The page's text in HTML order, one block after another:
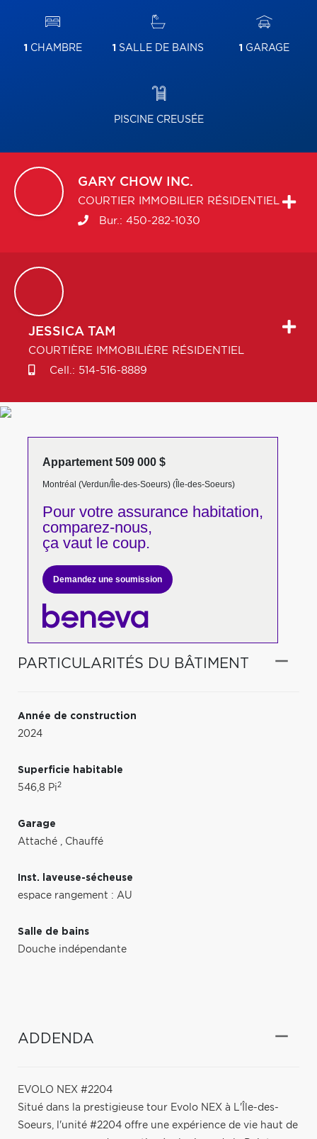
1 CHAMBRE 1 SALLE DE BAINS 1 GARAGE
PISCINE CREUSÉE
GARY CHOW INC.
COURTIER IMMOBILIER RÉSIDENTIEL
Bur.: 450-282-1030
JESSICA TAM
COURTIÈRE IMMOBILIÈRE RÉSIDENTIEL
Cell.: 514-516-8889
Appartement 509 000 $
Montréal (Verdun/Île-des-Soeurs) (Île-des-Soeurs)
Pour votreassurance habitation,
comparez-nous,
ça vaut le coup.
Demandez une soumission
PARTICULARITÉS DU BÂTIMENT
Année de construction
2024
Superficie habitable
546,8 Pi2
Garage
Attaché , Chauffé
Inst. laveuse-sécheuse
espace rangement : AU
Salle de bains
Douche indépendante
ADDENDA
EVOLO NEX #2204
Situé dans la prestigieuse tour Evolo NEX à L'Île-des-
Soeurs, l'unité #2204 offre une expérience de vie haut de